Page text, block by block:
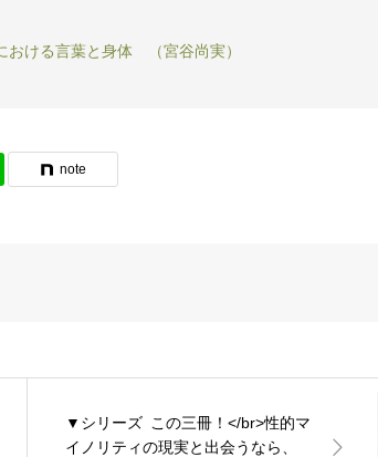
ける言葉と身体 （宮谷尚実）
note
▼シリーズ この三冊！</br>性的マ
イノリティの現実と出会うなら、